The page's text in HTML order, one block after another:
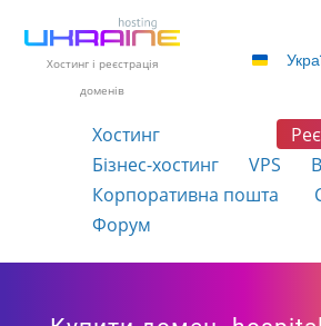
Хостинг і реєстрація
доменів
Хостинг
Бізнес-хостинг
VPS
Корпоративна пошта
Форум